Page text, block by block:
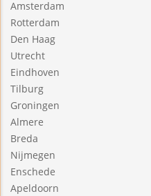
Amsterdam
Rotterdam
Den Haag
Utrecht
Eindhoven
Tilburg
Groningen
Almere
Breda
Nijmegen
Enschede
Apeldoorn